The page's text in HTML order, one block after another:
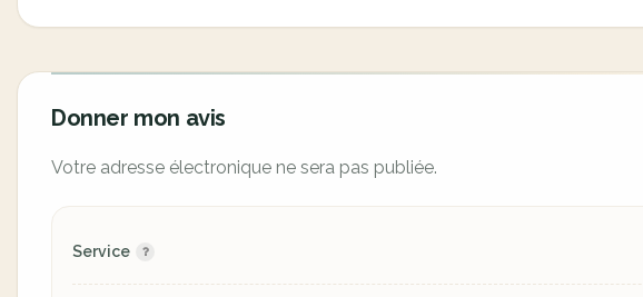
Donner mon avis
Votre adresse électronique ne sera pas publiée.
Service